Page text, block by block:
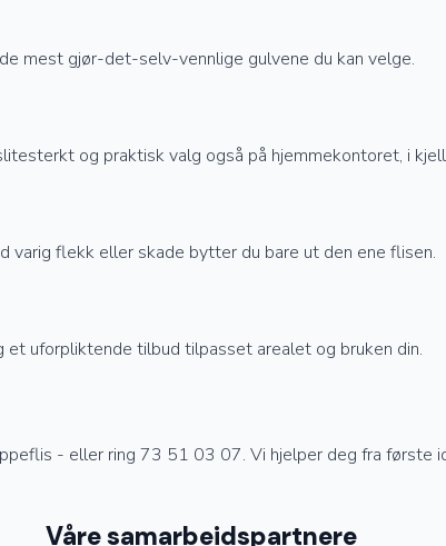
mest gjør-det-selv-vennlige gulvene du kan velge.
og praktisk valg også på hjemmekontoret, i
varig flekk eller skade bytter du bare ut den ene flisen.
uforpliktende tilbud tilpasset arealet og bruken din.
- eller ring 73 51 03 07. Vi hjelper deg fra første
Våre samarbeidspartnere